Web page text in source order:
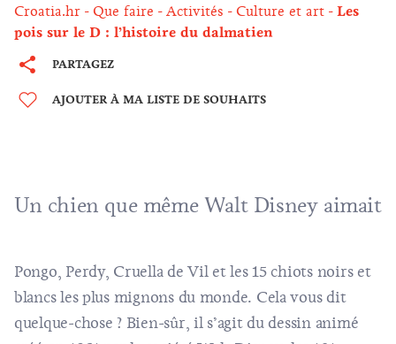
Croatia.hr Que faire Activités Culture et art
Les
pois sur le D : l’histoire du dalmatien
PARTAGEZ
AJOUTER À MA LISTE DE SOUHAITS
Un chien que même Walt Disney aimait
Pongo, Perdy, Cruella de Vil et les 15 chiots noirs et
blancs les plus mignons du monde. Cela vous dit
quelque-chose ? Bien-sûr, il s’agit du dessin animé